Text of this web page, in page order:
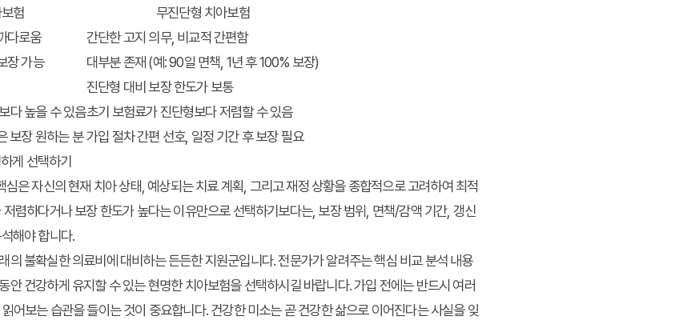
험
무진단형 치아보험
다로움
간단한 고지 의무, 비교적 간편함
장 가능
대부분 존재 (예: 90일 면책, 1년 후 100% 보장)
진단형 대비 보장 한도가 보통
다 높을 수 있음초기 보험료가 진단형보다 저렴할 수 있음
보장 원하는 분가입 절차 간편 선호, 일정 기간 후 보장 필요
게 선택하기
은 자신의 현재 치아 상태, 예상되는 치료 계획, 그리고 재정 상황을 종합적으로 고려하여 최적
렴하다거나 보장 한도가 높다는 이유만으로 선택하기보다는, 보장 범위, 면책/감액 기간, 갱신
해야 합니다.
의 불확실한 의료비에 대비하는 든든한 지원군입니다. 전문가가 알려주는 핵심 비교 분석 내용
안 건강하게 유지할 수 있는 현명한 치아보험을 선택하시길 바랍니다. 가입 전에는 반드시 여러
어보는 습관을 들이는 것이 중요합니다. 건강한 미소는 곧 건강한 삶으로 이어진다는 사실을 잊